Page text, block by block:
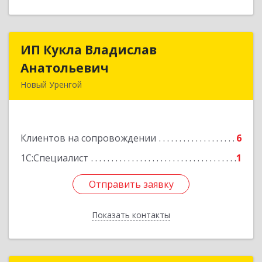
ИП Кукла Владислав
Анатольевич
Новый Уренгой
Клиентов на сопровождении
6
1С:Специалист
1
Отправить заявку
Показать контакты
ИП Кукла Владислав
Подробнее
Отправить заявку
Назад